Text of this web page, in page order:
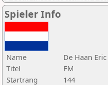
Spieler Info
Name
De Haan Eric
Titel
FM
Startrang
144